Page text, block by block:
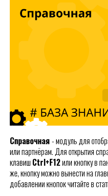
Справочная - модуль для
или партнёрам. Для открытия
клавиш Ctrl+F12или кнопку в
же, кнопку можно вынести на
добавлении кнопок читайте в